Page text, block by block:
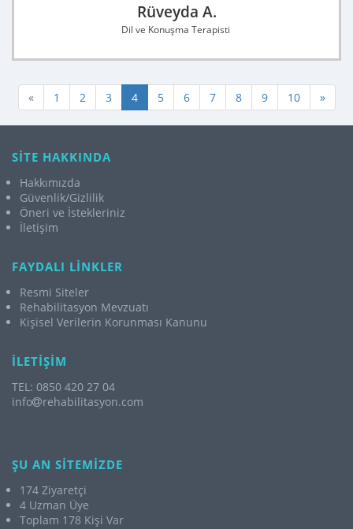
Rüveyda A.
Dil ve Konuşma Terapisti
« 1 2 3 4 5 6 7 8 9 10 »
SİTE HAKKINDA
Hakkımızda
Güvenlik/Gizlilik
Öneri ve İstekleriniz
İletişim
FAYDALI LİNKLER
Resmi Siteler
Rehabilitasyon Mevzuatı
Kişisel Verilerin Korunması Kanunu
İLETİŞİM
TEL: 0850 420 27 04
info
rehabilitasyon.com
ŞU AN SİTEMİZDE
174 Ziyaretçi
4 Uzman Üye
Toplam 178 Kişi Var